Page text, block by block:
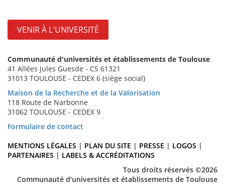
VENIR À L'UNIVERSITÉ
Communauté d'universités et établissements de Toulouse
41 Allées Jules Guesde - CS 61321
31013 TOULOUSE - CEDEX 6 (siège social)
Maison de la Recherche et de la Valorisation
118 Route de Narbonne
31062 TOULOUSE - CEDEX 9
Formulaire de contact
MENTIONS LÉGALES | PLAN DU SITE | PRESSE | LOGOS |
PARTENAIRES | LABELS & ACCRÉDITATIONS
Tous droits réservés ©2026
Communauté d'universités et établissements de Toulouse